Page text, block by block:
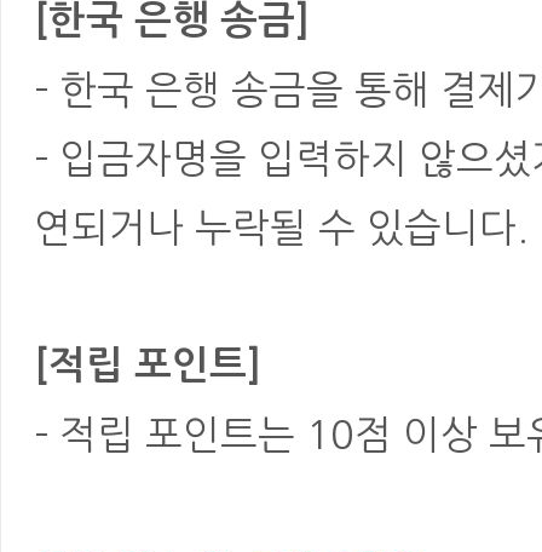
[한국 은행 송금]
- 한국 은행 송금을 통해 결제
- 입금자명을 입력하지 않으
연되거나 누락될 수 있습니다.
[적립 포인트]
- 적립 포인트는 10점 이상